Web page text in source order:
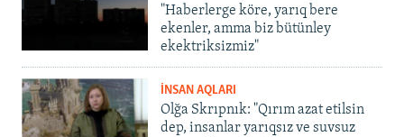
"Haberlerge köre, yarıq bere
ekenler, amma biz bütünley
ekektriksizmiz"
İNSAN AQLARI
Olğa Skrıpnık: "Qırım azat etilsin
dep, insanlar yarıqsız ve suvsuz